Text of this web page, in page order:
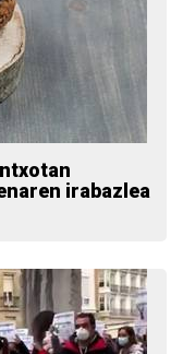
irabazlea